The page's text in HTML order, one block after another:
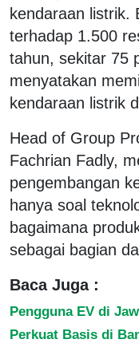
kendaraan listrik.
terhadap 1.500
tahun, sekitar 75
menyatakan
kendaraan listrik
Head of Group
Fachrian Fadly,
pengembangan
hanya soal
bagaimana
sebagai bagian
Baca Juga :
Pengguna EV di
Perkuat Basis di